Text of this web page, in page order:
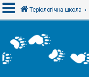
х
і
Теріологічна школа